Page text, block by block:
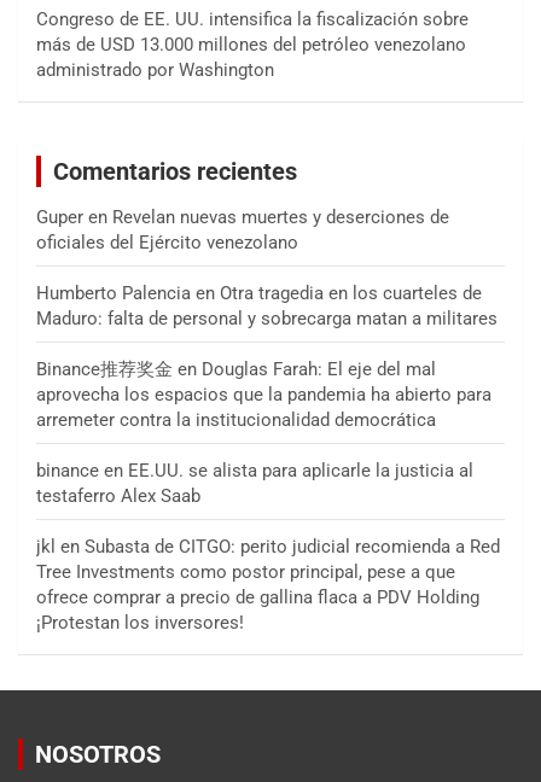
Congreso de EE. UU. intensifica la fiscalización sobre
más de USD 13.000 millones del petróleo venezolano
administrado por Washington
Comentarios recientes
Guper en Revelan nuevas muertes y deserciones de
oficiales del Ejército venezolano
Humberto Palencia en Otra tragedia en los cuarteles de
Maduro: falta de personal y sobrecarga matan a militares
Binance推荐奖金 en Douglas Farah: El eje del mal
aprovecha los espacios que la pandemia ha abierto para
arremeter contra la institucionalidad democrática
binance en EE.UU. se alista para aplicarle la justicia al
testaferro Alex Saab
jkl en Subasta de CITGO: perito judicial recomienda a Red
Tree Investments como postor principal, pese a que
ofrece comprar a precio de gallina flaca a PDV Holding
¡Protestan los inversores!
NOSOTROS